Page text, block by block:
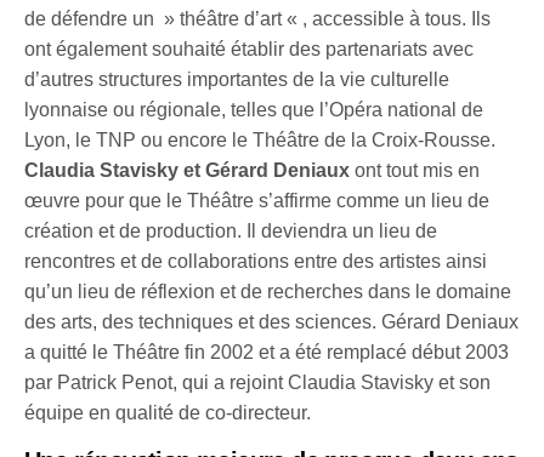
de défendre un » théâtre d’art « , accessible à tous. Ils
ont également souhaité établir des partenariats avec
d’autres structures importantes de la vie culturelle
lyonnaise ou régionale, telles que l’Opéra national de
Lyon, le TNP ou encore le Théâtre de la Croix-Rousse.
Claudia Stavisky et Gérard Deniaux ont tout mis en
œuvre pour que le Théâtre s’affirme comme un lieu de
création et de production. Il deviendra un lieu de
rencontres et de collaborations entre des artistes ainsi
qu’un lieu de réflexion et de recherches dans le domaine
des arts, des techniques et des sciences. Gérard Deniaux
a quitté le Théâtre fin 2002 et a été remplacé début 2003
par Patrick Penot, qui a rejoint Claudia Stavisky et son
équipe en qualité de co-directeur.